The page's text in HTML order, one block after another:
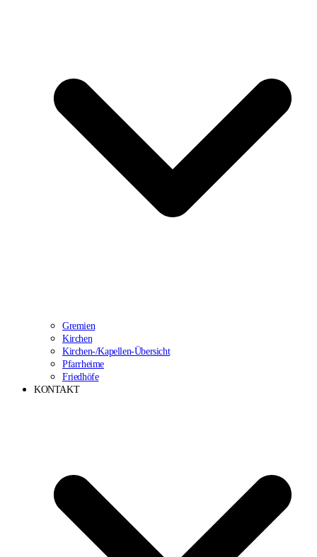
Gremien
Kirchen
Kirchen-/Kapellen-Übersicht
Pfarrheime
Friedhöfe
KONTAKT